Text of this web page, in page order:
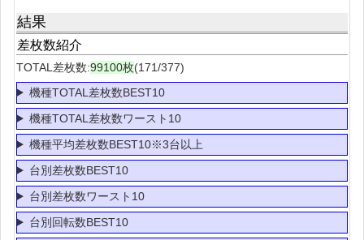
結果
差枚数紹介
TOTAL差枚数:99100枚(171/377)
機種TOTAL差枚数BEST10
機種TOTAL差枚数ワースト10
機種平均差枚数BEST10※3台以上
台別差枚数BEST10
台別差枚数ワースト10
台別回転数BEST10